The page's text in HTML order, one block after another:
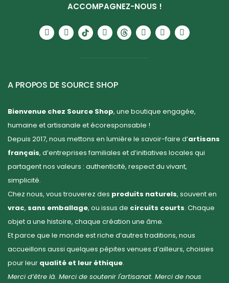
ACCOMPAGNEZ-NOUS !
A PROPOS DE SOURCE SHOP
Bienvenue chez Source Shop, une boutique engagée,
humaine et artisanale et écoresponsable !
Depuis 2017, nous mettons en lumière le savoir-faire d’artisans
français, d’entreprises familiales et d’initiatives locales qui
partagent nos valeurs : authenticité, respect du vivant,
simplicité.
Chez nous, vous trouverez des produits naturels, souvent en
vrac, sans emballage, ou issus de circuits courts. Chaque
objet a une histoire, chaque création une âme.
Et parce que le monde est riche d’autres traditions, nous
accueillons aussi quelques pépites venues d’ailleurs, choisies
pour leur qualité et leur éthique.
Merci d’être là. Merci de soutenir l'artisanat. Merci de nous